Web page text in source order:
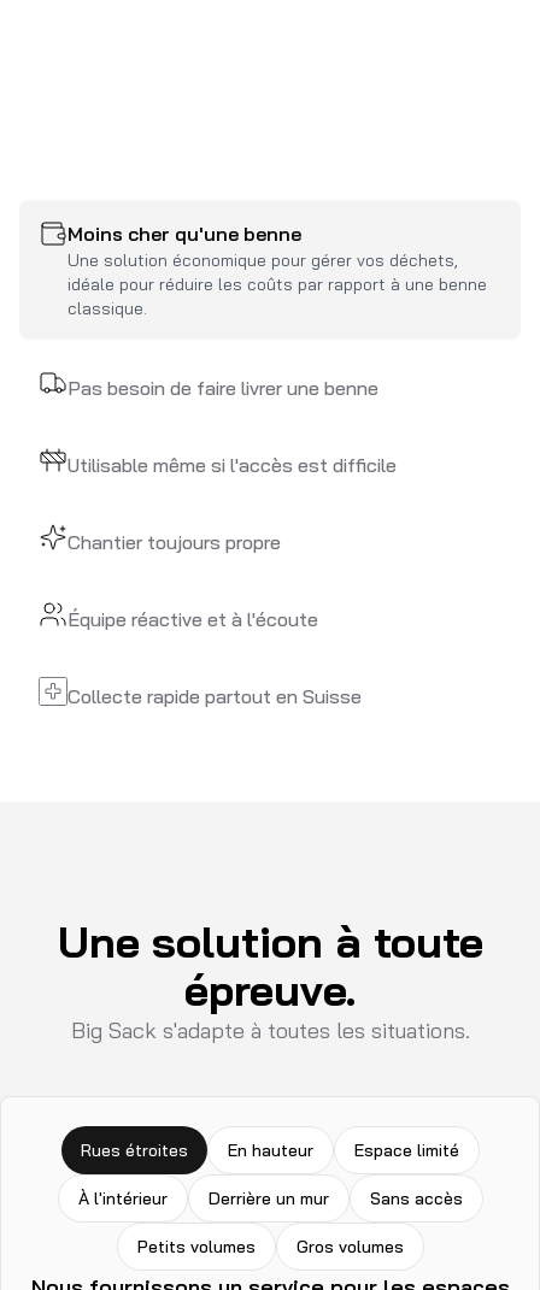
Moins cher qu'une benne
Une solution économique pour gérer vos déchets,
idéale pour réduire les coûts par rapport à une benne
classique.
Pas besoin de faire livrer une benne
Utilisable même si l'accès est difficile
Chantier toujours propre
Équipe réactive et à l'écoute
Collecte rapide partout en Suisse
Une solution à toute
épreuve.
Big Sack s'adapte à toutes les situations.
Rues étroites En hauteur Espace limité
À l'intérieur Derrière un mur Sans accès
Petits volumes Gros volumes